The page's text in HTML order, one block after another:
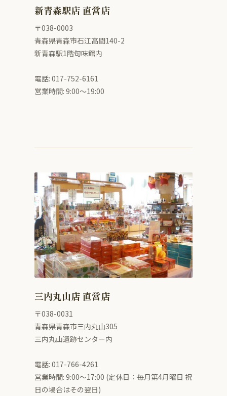
新青森駅店 直営店
〒038-0003
青森県青森市石江高間140-2
新青森駅1階旬味館内
電話: 017-752-6161
営業時間: 9:00〜19:00
三内丸山店 直営店
〒038-0031
青森県青森市三内丸山305
三内丸山遺跡センター内
電話: 017-766-4261
営業時間: 9:00〜17:00 (定休日：毎月第4月曜日 祝
日の場合はその翌日)